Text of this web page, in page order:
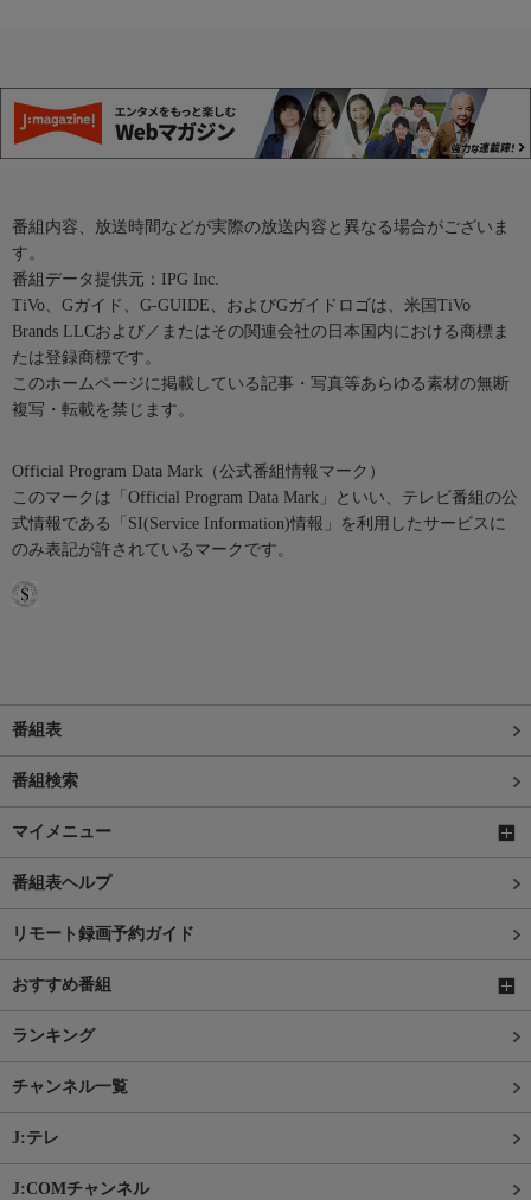
番組内容、放送時間などが実際の放送内容と異なる場合がございま
す。
番組データ提供元：IPG Inc.
TiVo、Gガイド、G-GUIDE、およびGガイドロゴは、米国TiVo
Brands LLCおよび／またはその関連会社の日本国内における商標ま
たは登録商標です。
このホームページに掲載している記事・写真等あらゆる素材の無断
複写・転載を禁じます。
Official Program Data Mark（公式番組情報マーク）
このマークは「Official Program Data Mark」といい、テレビ番組の公
式情報である「SI(Service Information)情報」を利用したサービスに
のみ表記が許されているマークです。
番組表
番組検索
マイメニュー
番組表ヘルプ
リモート録画予約ガイド
おすすめ番組
ランキング
チャンネル一覧
J:テレ
J:COMチャンネル